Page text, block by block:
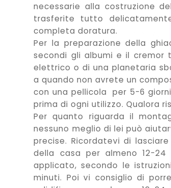
necessarie alla costruzione
trasferite tutto
completa doratura.
Per la preparazione della
secondi gli albumi e il
elettrico o di una planetaria
a quando non avrete un
con una pellicola per 5-6
prima di ogni utilizzo. Qualora
Per quanto riguarda il
nessuno meglio di lei può
precise. Ricordatevi di
della casa per almeno 12-
applicato, secondo le
minuti. Poi vi consiglio di